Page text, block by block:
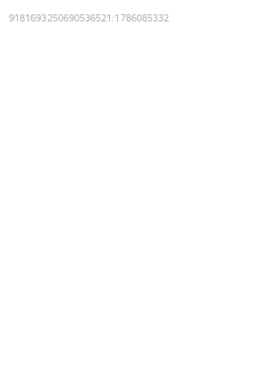
9181693250690536521 :1786085332